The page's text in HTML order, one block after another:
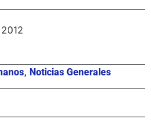
, Noticias Generales